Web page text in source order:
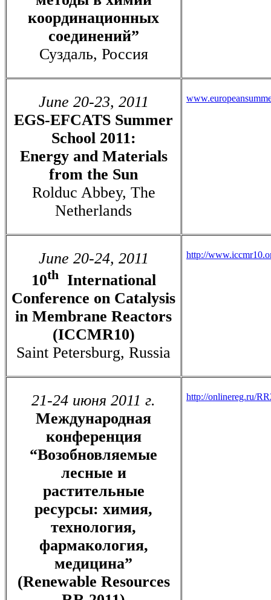
координационных
соединений”
Суздаль, Россия
June 20-23, 2011
EGS-EFCATS Summer
School 2011:
Energy and Materials
from the Sun
Rolduc Abbey, The
Netherlands
June 20-24, 2011
10thInternational
Conference on Catalysis
in Membrane Reactors
(ICCMR10)
Saint Petersburg, Russia
http://
21-24 июня 2011 г.
Международная
конференция
“Возобновляемые
лесные и
растительные
ресурсы: химия,
технология,
фармакология,
медицина”
(Renewable Resources
http://onlinereg.ru/